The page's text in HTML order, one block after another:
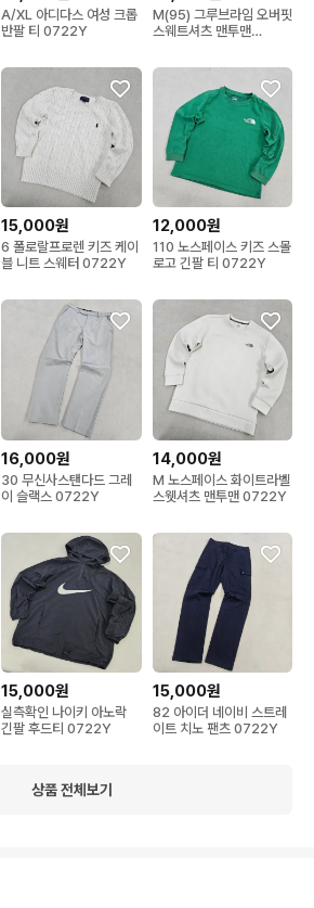
A/XL 아디다스 여성 크롭
반팔 티 0722Y
M(95) 그루브라임 오버핏
스웨트셔츠 맨투맨
15,000원
6 폴로랄프로렌 키즈 케이
블 니트 스웨터 0722Y
12,000원
110 노스페이스 키즈 스몰
로고 긴팔 티 0722Y
16,000원
30 무신사스탠다드 그레
이 슬랙스 0722Y
14,000원
M 노스페이스 화이트라벨
스웻셔츠 맨투맨 0722Y
15,000원
실측확인 나이키 아노락
긴팔 후드티 0722Y
15,000원
82 아이더 네이비 스트레
이트 치노 팬츠 0722Y
상품 전체보기